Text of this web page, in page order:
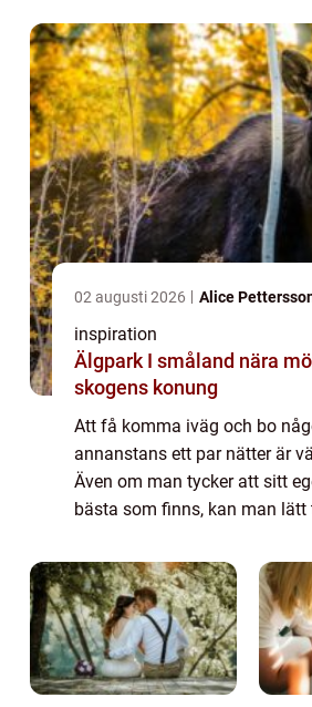
02 augusti 2026 Alice
inspiration
Älgpark I småland nära möten med
skogens konung
Att få komma iväg och bo
annanstans ett par nätter är
Även om man tycker att sitt
bästa som finns, kan man lätt